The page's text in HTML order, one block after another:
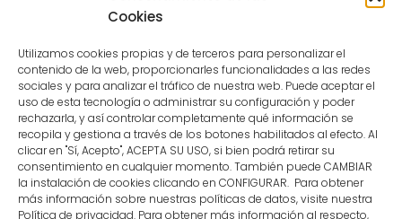
Cookies
Utilizamos cookies propias y de terceros para personalizar el
contenido de la web, proporcionarles funcionalidades a las redes
sociales y para analizar el tráfico de nuestra web. Puede aceptar el
uso de esta tecnología o administrar su configuración y poder
rechazarla, y así controlar completamente qué información se
recopila y gestiona a través de los botones habilitados al efecto. Al
clicar en "Sí, Acepto", ACEPTA SU USO, si bien podrá retirar su
consentimiento en cualquier momento. También puede CAMBIAR
la instalación de cookies clicando en CONFIGURAR. Para obtener
más información sobre nuestras políticas de datos, visite nuestra
Política de privacidad. Para obtener más información al respecto,
CONTACTO
MENÚ PRINCIPAL